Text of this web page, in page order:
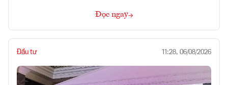
Đọc ngay
Đầu tư 11:28, 06/08/2026